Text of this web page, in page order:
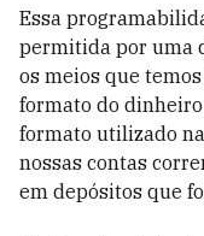
Essa
permitida por uma
os meios que
formato do
formato utilizado
nossas contas
em depósitos que